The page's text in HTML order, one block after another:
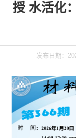
授 水活化
发布日期：